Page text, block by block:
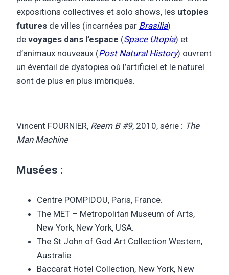
expositions collectives et solo shows, les utopies
futures de villes (incarnées par Brasilia)
de voyages dans l’espace (Space Utopia) et
d’animaux nouveaux (Post Natural History) ouvrent
un éventail de dystopies où l’artificiel et le naturel
sont de plus en plus imbriqués.
Vincent FOURNIER, Reem B #9, 2010, série : The
Man Machine
Musées :
Centre POMPIDOU, Paris, France.
The MET – Metropolitan Museum of Arts,
New York, New York, USA.
The St John of God Art Collection Western,
Australie.
Baccarat Hotel Collection, New York, New